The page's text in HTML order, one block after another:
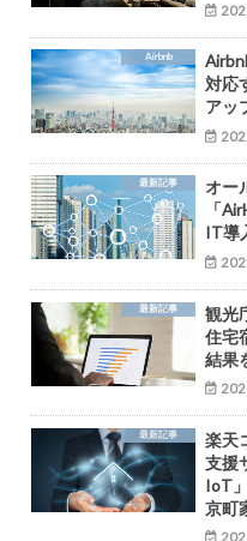
Airbnb
対応
アッ
最新記事
オー
「
IT導
最新記事
観光
住宅
結果
最新記事
楽天
支援
IoT
京町